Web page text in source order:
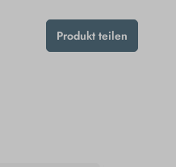
Produkt teilen